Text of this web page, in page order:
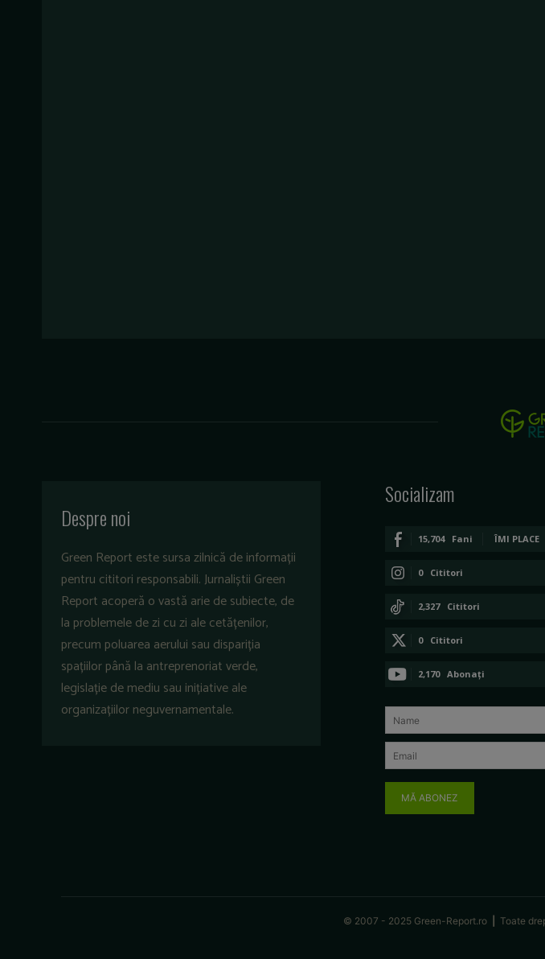
Despre noi
Green Report este sursa zilnică de informații
pentru cititori responsabili. Jurnaliștii Green
Report acoperă o vastă arie de subiecte, de
la problemele de zi cu zi ale cetățenilor,
precum poluarea aerului sau dispariția
spațiilor până la antreprenoriat verde,
legislație de mediu sau inițiative ale
organizațiilor neguvernamentale.
Socializam
15,704 Fani ÎMI PLACE
0 Cititori
CONECTAȚI-VĂ
2,327 Cititori
0 Cititori
CONECTAȚI-VĂ
2,170 Abonați
ABONAȚI-VĂ
MĂ ABONEZ
© 2007 - 2025 Green-Report.ro Toate